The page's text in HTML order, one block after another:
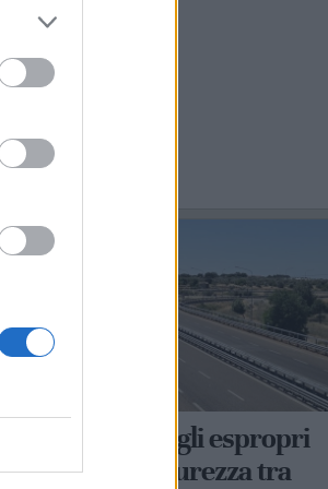
Statale 100: via agli espropri
i lavori di sicurezza tra